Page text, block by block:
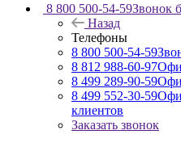
8 800 500-54-59Звонок
Назад
Телефоны
8 800 500-54-59
8 812 988-60-97
8 499 289-90-59
8 499 552-30-59
клиентов
Заказать звонок